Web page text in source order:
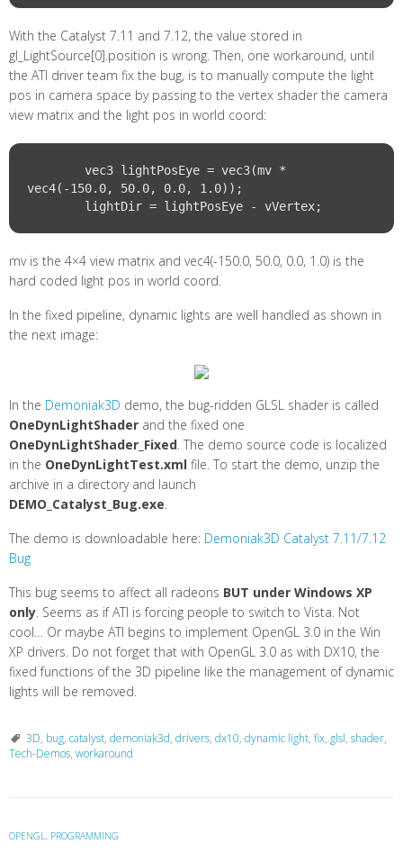
With the Catalyst 7.11 and 7.12, the value stored in
gl_LightSource[0].position is wrong. Then, one workaround, until
the ATI driver team fix the bug, is to manually compute the light
pos in camera space by passing to the vertex shader the camera
view matrix and the light pos in world coord:
vec4(-150.0, 50.0, 0.0, 1.0));
mv is the 4×4 view matrix and vec4(-150.0, 50.0, 0.0, 1.0) is the
hard coded light pos in world coord.
In the fixed pipeline, dynamic lights are well handled as shown in
the next image:
In the Demoniak3D demo, the bug-ridden GLSL shader is called
OneDynLightShader and the fixed one
OneDynLightShader_Fixed. The demo source code is localized
in the OneDynLightTest.xml file. To start the demo, unzip the
archive in a directory and launch
DEMO_Catalyst_Bug.exe.
The demo is downloadable here: Demoniak3D Catalyst 7.11/7.12
Bug
This bug seems to affect all radeons BUT under Windows XP
only. Seems as if ATI is forcing people to switch to Vista. Not
cool… Or maybe ATI begins to implement OpenGL 3.0 in the Win
XP drivers. Do not forget that with OpenGL 3.0 as with DX10, the
fixed functions of the 3D pipeline like the management of dynamic
lights will be removed.
3D, bug, catalyst, demoniak3d, drivers, dx10, dynamic light, fix, glsl, shader,
Tech-Demos, workaround
OPENGL, PROGRAMMING